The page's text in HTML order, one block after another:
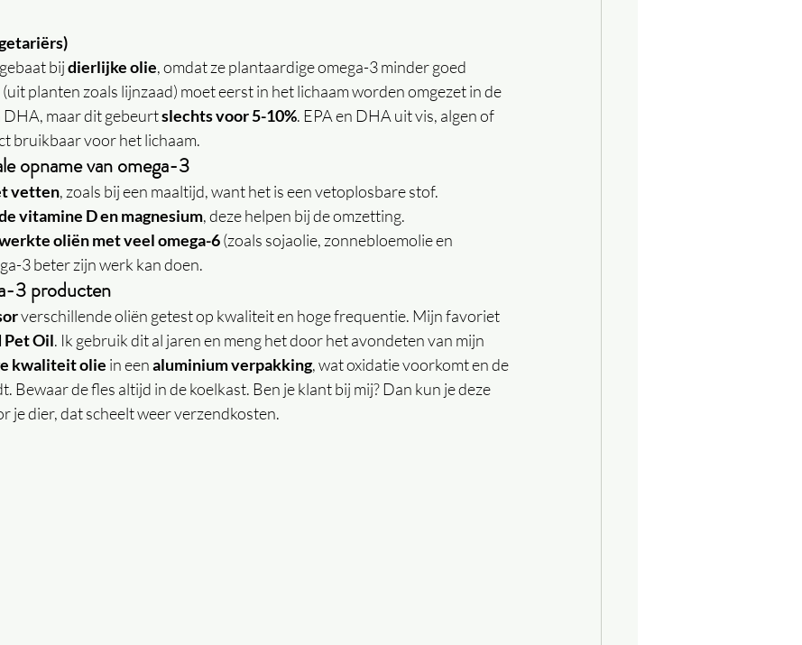
bij dierlijke olie, omdat ze plantaardige omega-3 minder goed
planten zoals lijnzaad) moet eerst in het lichaam worden omgezet in de
DHA, maar dit gebeurt slechts voor 5-10%. EPA en DHA uit vis, algen of
bruikbaar voor het lichaam.
opname van omega-3
vetten, zoals bij een maaltijd, want het is een vetoplosbare stof.
vitamine D en magnesium, deze helpen bij de omzetting.
oliën met veel omega-6 (zoals sojaolie, zonnebloemolie en
omega-3 beter zijn werk kan doen.
3 producten
verschillende oliën getest op kwaliteit en hoge frequentie. Mijn favoriet
Pet Oil. Ik gebruik dit al jaren en meng het door het avondeten van mijn
kwaliteit olie in een aluminium verpakking, wat oxidatie voorkomt en de
Bewaar de fles altijd in de koelkast. Ben je klant bij mij? Dan kun je deze
je dier, dat scheelt weer verzendkosten.